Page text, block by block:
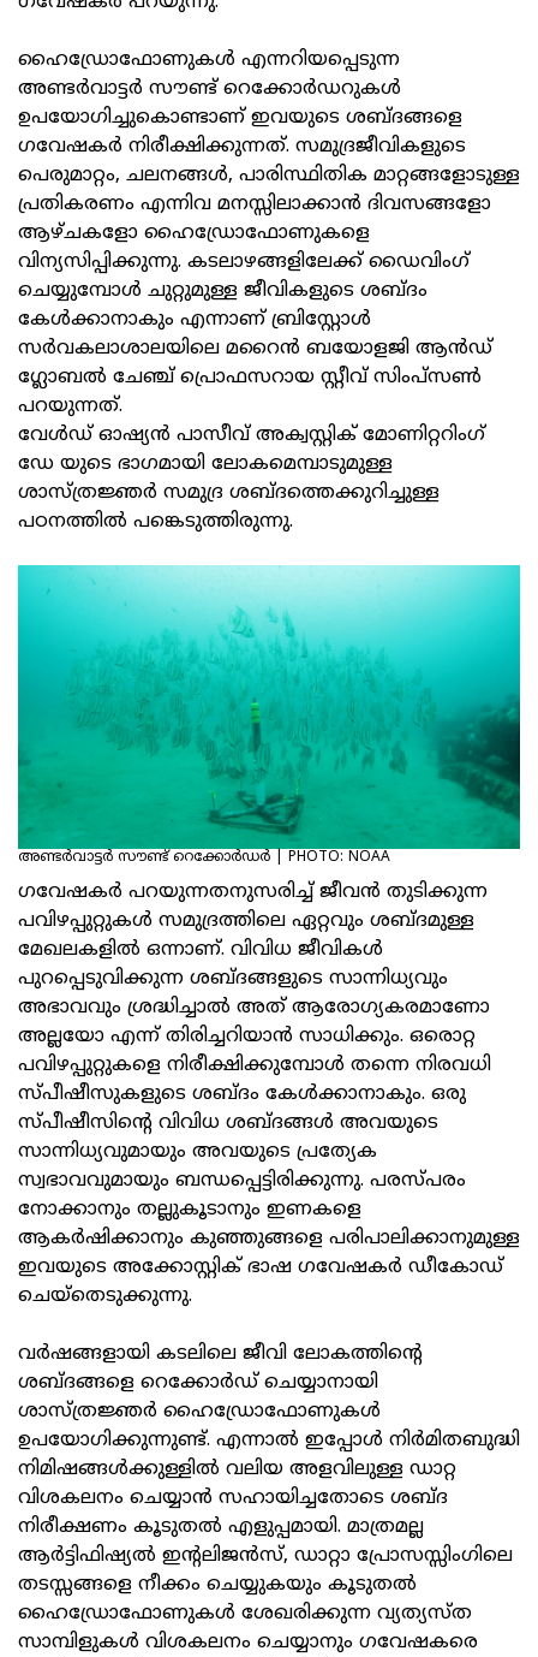
ഹൈഡ്രോഫോണുകള്‍ എന്നറിയപ്പെടുന്ന
അണ്ടര്‍വാട്ടര്‍ സൗണ്ട് റെക്കോര്‍ഡറുകള്‍
ഉപയോഗിച്ചുകൊണ്ടാണ് ഇവയുടെ ശബ്ദങ്ങളെ
ഗവേഷകര്‍ നിരീക്ഷിക്കുന്നത്. സമുദ്രജീവികളുടെ
പെരുമാറ്റം, ചലനങ്ങള്‍, പാരിസ്ഥിതിക മാറ്റങ്ങളോടുള്ള
പ്രതികരണം എന്നിവ മനസ്സിലാക്കാന്‍ ദിവസങ്ങളോ
ആഴ്ചകളോ ഹൈഡ്രോഫോണുകളെ
വിന്യസിപ്പിക്കുന്നു. കടലാഴങ്ങളിലേക്ക് ഡൈവിംഗ്
ചെയ്യുമ്പോള്‍ ചുറ്റുമുള്ള ജീവികളുടെ ശബ്ദം
കേള്‍ക്കാനാകും എന്നാണ് ബ്രിസ്റ്റോള്‍
സര്‍വകലാശാലയിലെ മറൈന്‍ ബയോളജി ആന്‍ഡ്
ഗ്ലോബല്‍ ചേഞ്ച് പ്രൊഫസറായ സ്റ്റീവ് സിംപ്‌സണ്‍
പറയുന്നത്.
വേള്‍ഡ് ഓഷ്യന്‍ പാസീവ് അക്വസ്റ്റിക് മോണിറ്ററിംഗ്
ഡേ യുടെ ഭാഗമായി ലോകമെമ്പാടുമുള്ള
ശാസ്ത്രജ്ഞര്‍ സമുദ്ര ശബ്ദത്തെക്കുറിച്ചുള്ള
പഠനത്തില്‍ പങ്കെടുത്തിരുന്നു.
അണ്ടര്‍വാട്ടര്‍ സൗണ്ട് റെക്കോര്‍ഡർ | PHOTO: NOAA
ഗവേഷകര്‍ പറയുന്നതനുസരിച്ച് ജീവന്‍ തുടിക്കുന്ന
പവിഴപ്പുറ്റുകള്‍ സമുദ്രത്തിലെ ഏറ്റവും ശബ്ദമുള്ള
മേഖലകളില്‍ ഒന്നാണ്. വിവിധ ജീവികള്‍
പുറപ്പെടുവിക്കുന്ന ശബ്ദങ്ങളുടെ സാന്നിധ്യവും
അഭാവവും ശ്രദ്ധിച്ചാല്‍ അത് ആരോഗ്യകരമാണോ
അല്ലയോ എന്ന് തിരിച്ചറിയാന്‍ സാധിക്കും. ഒരൊറ്റ
പവിഴപ്പുറ്റുകളെ നിരീക്ഷിക്കുമ്പോള്‍ തന്നെ നിരവധി
സ്പീഷീസുകളുടെ ശബ്ദം കേള്‍ക്കാനാകും. ഒരു
സ്പീഷീസിന്റെ വിവിധ ശബ്ദങ്ങള്‍ അവയുടെ
സാന്നിധ്യവുമായും അവയുടെ പ്രത്യേക
സ്വഭാവവുമായും ബന്ധപ്പെട്ടിരിക്കുന്നു. പരസ്പരം
നോക്കാനും തല്ലുകൂടാനും ഇണകളെ
ആകര്‍ഷിക്കാനും കുഞ്ഞുങ്ങളെ പരിപാലിക്കാനുമുള്ള
ഇവയുടെ അക്കോസ്റ്റിക് ഭാഷ ഗവേഷകര്‍ ഡീകോഡ്
ചെയ്തെടുക്കുന്നു.
വര്‍ഷങ്ങളായി കടലിലെ ജീവി ലോകത്തിന്റെ
ശബ്ദങ്ങളെ റെക്കോര്‍ഡ് ചെയ്യാനായി
ശാസ്ത്രജ്ഞര്‍ ഹൈഡ്രോഫോണുകള്‍
ഉപയോഗിക്കുന്നുണ്ട്. എന്നാല്‍ ഇപ്പോള്‍ നിര്‍മിതബുദ്ധി
നിമിഷങ്ങള്‍ക്കുള്ളില്‍ വലിയ അളവിലുള്ള ഡാറ്റ
വിശകലനം ചെയ്യാന്‍ സഹായിച്ചതോടെ ശബ്ദ
നിരീക്ഷണം കൂടുതല്‍ എളുപ്പമായി. മാത്രമല്ല
ആര്‍ട്ടിഫിഷ്യല്‍ ഇന്റലിജന്‍സ്, ഡാറ്റാ പ്രോസസ്സിംഗിലെ
തടസ്സങ്ങളെ നീക്കം ചെയ്യുകയും കൂടുതല്‍
ഹൈഡ്രോഫോണുകള്‍ ശേഖരിക്കുന്ന വ്യത്യസ്ത
സാമ്പിളുകള്‍ വിശകലനം ചെയ്യാനും ഗവേഷകരെ